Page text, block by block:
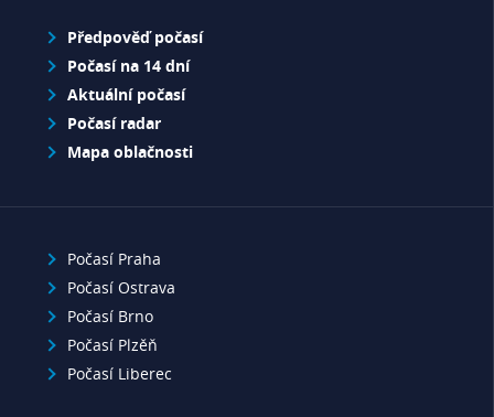
Předpověď počasí
Počasí na 14 dní
Aktuální počasí
Počasí radar
Mapa oblačnosti
Počasí Praha
Počasí Ostrava
Počasí Brno
Počasí Plzěň
Počasí Liberec